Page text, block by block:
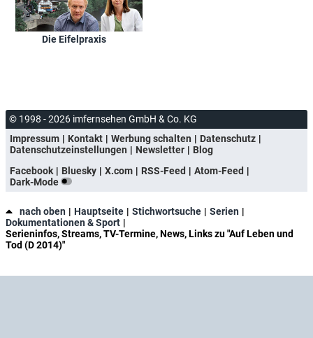
Die Eifelpraxis
© 1998 - 2026 imfernsehen GmbH & Co. KG
Impressum
Kontakt Werbung schalten
Datenschutz
Datenschutzeinstellungen
Newsletter
Blog
Facebook
Bluesky X.com RSS-Feed
Atom-Feed
Dark-Mode
nach oben Hauptseite Stichwortsuche
Serien
Dokumentationen & Sport
Serieninfos, Streams, TV-Termine, News, Links zu "Auf Leben und
Tod (D 2014)"